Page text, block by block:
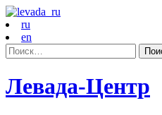
ru
en
Найти:
Левада-Центр